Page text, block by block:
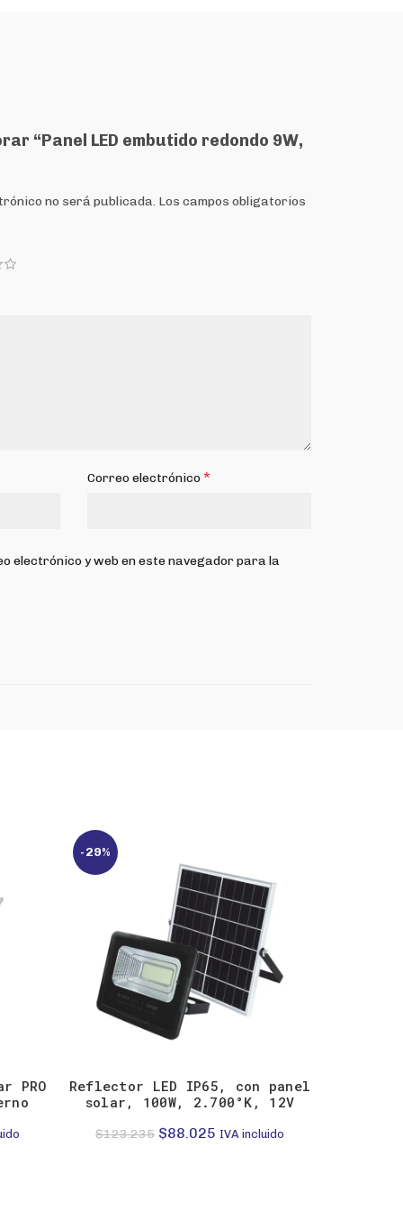
“Panel LED embutido redondo 9W,
no será publicada. Los campos obligatorios
Correo electrónico*
electrónico y web en este navegador para la
PRO
-29%
Reflector LED IP65, con panel
solar, 100W, 2.700°K, 12V
$123.235 El
$88.025 El
IVA incluido